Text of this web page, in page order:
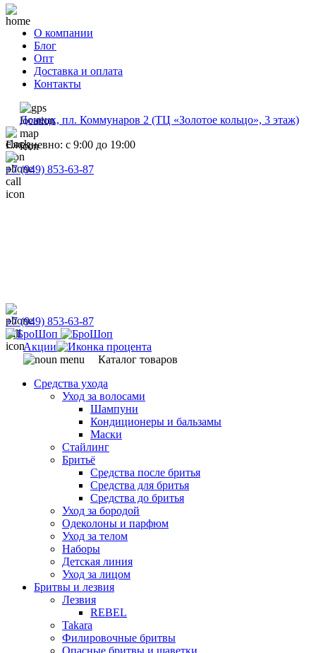
О компании
Блог
Опт
Доставка и оплата
Контакты
Донецк, пл. Коммунаров 2 (ТЦ «Золотое кольцо», 3 этаж)
Ежедневно: с 9:00 до 19:00
+7 (949) 853-63-87
+7 (949) 853-63-87
Акции
Каталог товаров
Средства ухода
Уход за волосами
Шампуни
Кондиционеры и бальзамы
Маски
Стайлинг
Бритьё
Средства после бритья
Средства для бритья
Средства до бритья
Уход за бородой
Одеколоны и парфюм
Уход за телом
Наборы
Детская линия
Уход за лицом
Бритвы и лезвия
Лезвия
REBEL
Takara
Филировочные бритвы
Опасные бритвы и шаветки